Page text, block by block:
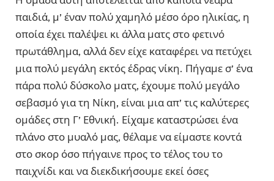
παιδιά, μ’ έναν πολύ χαμηλό μέσο όρο ηλικίας, η
οποία έχει παλέψει κι άλλα ματς στο φετινό
πρωτάθλημα, αλλά δεν είχε καταφέρει να πετύχει
μια πολύ μεγάλη εκτός έδρας νίκη. Πήγαμε σ’ ένα
πάρα πολύ δύσκολο ματς, έχουμε πολύ μεγάλο
σεβασμό για τη Νίκη, είναι μια απ’ τις καλύτερες
ομάδες στη Γ’ Εθνική. Είχαμε καταστρώσει ένα
πλάνο στο μυαλό μας, θέλαμε να είμαστε κοντά
στο σκορ όσο πήγαινε προς το τέλος του το
παιχνίδι και να διεκδικήσουμε εκεί όσες